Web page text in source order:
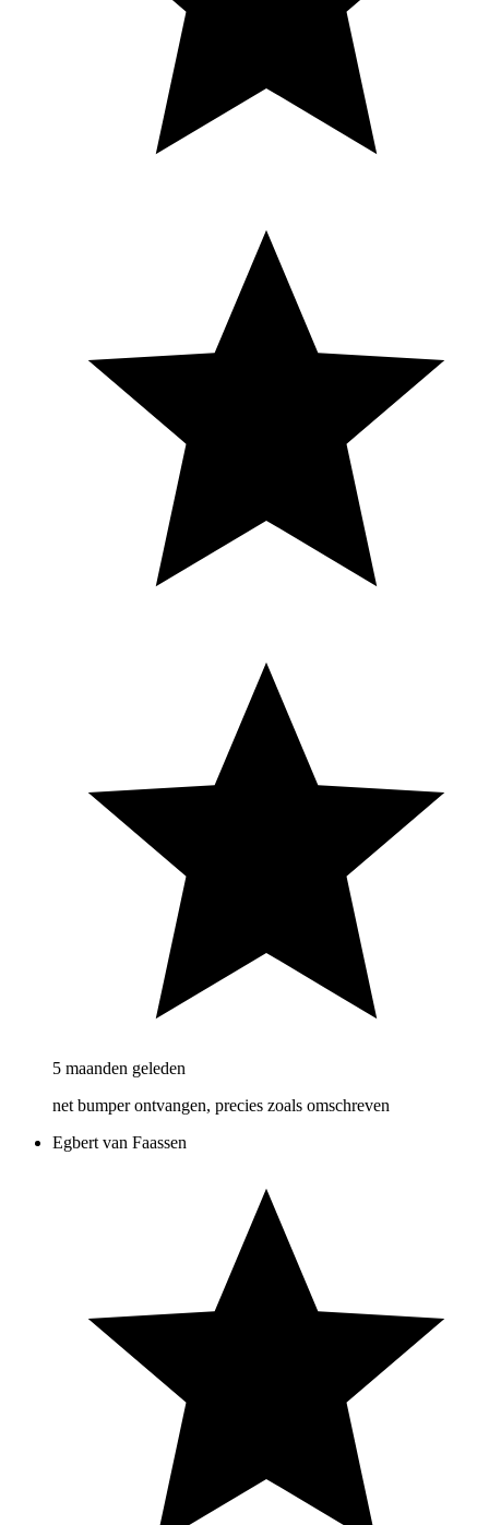
5 maanden geleden
net bumper ontvangen, precies zoals omschreven
Egbert van Faassen